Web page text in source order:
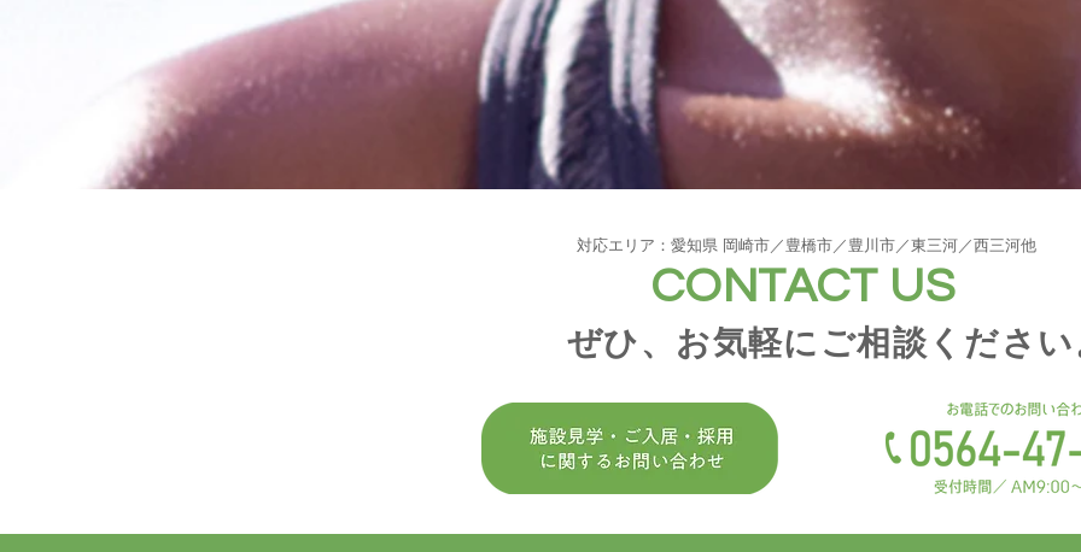
対応エリア：愛知県 岡崎市／豊橋市／豊川市／東三河／西三河他
CONTACT US
ぜひ、お気軽にご相談ください